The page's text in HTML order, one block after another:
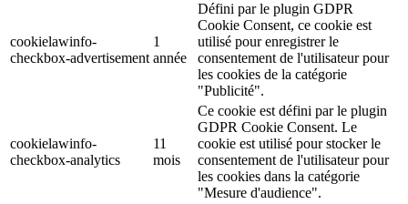
cookielawinfo-
checkbox-advertisement
1
année
Défini par le plugin GDPR
Cookie Consent, ce cookie est
utilisé pour enregistrer le
consentement de l'utilisateur pour
les cookies de la catégorie
"Publicité".
cookielawinfo-
checkbox-analytics
11
mois
Ce cookie est défini par le plugin
GDPR Cookie Consent. Le
cookie est utilisé pour stocker le
consentement de l'utilisateur pour
les cookies dans la catégorie
"Mesure d'audience".